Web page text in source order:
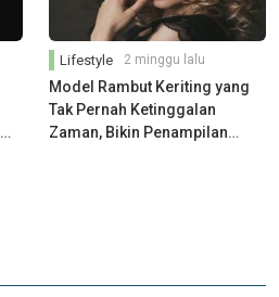
Lifestyle 2 minggu lalu
Model Rambut Keriting yang
Tak Pernah Ketinggalan
Zaman, Bikin Penampilan